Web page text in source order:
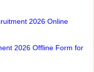
2026 Online
2026 Offline Form for